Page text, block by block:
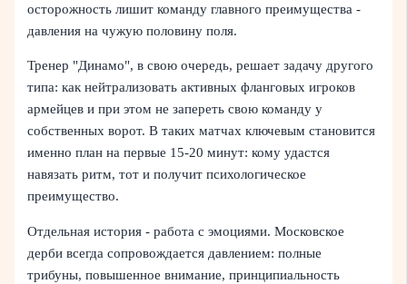
осторожность лишит команду главного преимущества -
давления на чужую половину поля.
Тренер "Динамо", в свою очередь, решает задачу другого
типа: как нейтрализовать активных фланговых игроков
армейцев и при этом не запереть свою команду у
собственных ворот. В таких матчах ключевым становится
именно план на первые 15-20 минут: кому удастся
навязать ритм, тот и получит психологическое
преимущество.
Отдельная история - работа с эмоциями. Московское
дерби всегда сопровождается давлением: полные
трибуны, повышенное внимание, принципиальность